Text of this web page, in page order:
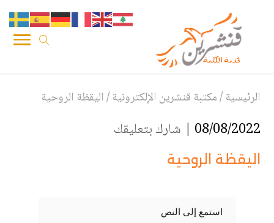
الرئيسية/مكتبة قنشرين الإلكترونية/اليقظة الروحية
08/08/2022 | شارك بتعليقك
اليقظة الروحية
استمع إلى النص